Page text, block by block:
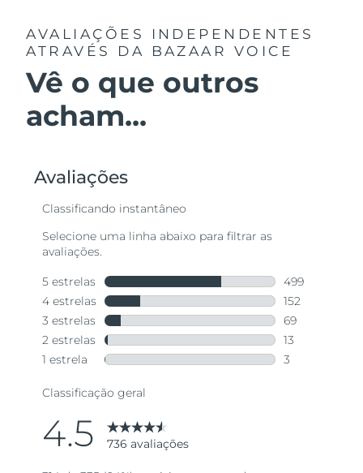
AVALIAÇÕES INDEPENDENTES
ATRAVÉS DA BAZAAR VOICE
Vê o que outros
acham...